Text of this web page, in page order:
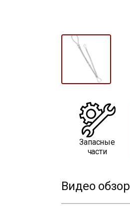
Запасные
части
Видео обзор